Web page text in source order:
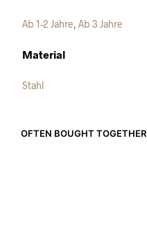
Ab 1-2 Jahre Ab 3 Jahre
Material
Stahl
OFTEN BOUGHT TOGETHER